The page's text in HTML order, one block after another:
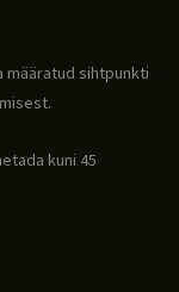
määratud sihtpunkti
kuni 45